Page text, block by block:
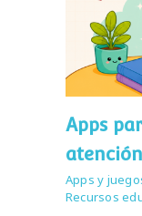
Apps
Apps y
Recursos